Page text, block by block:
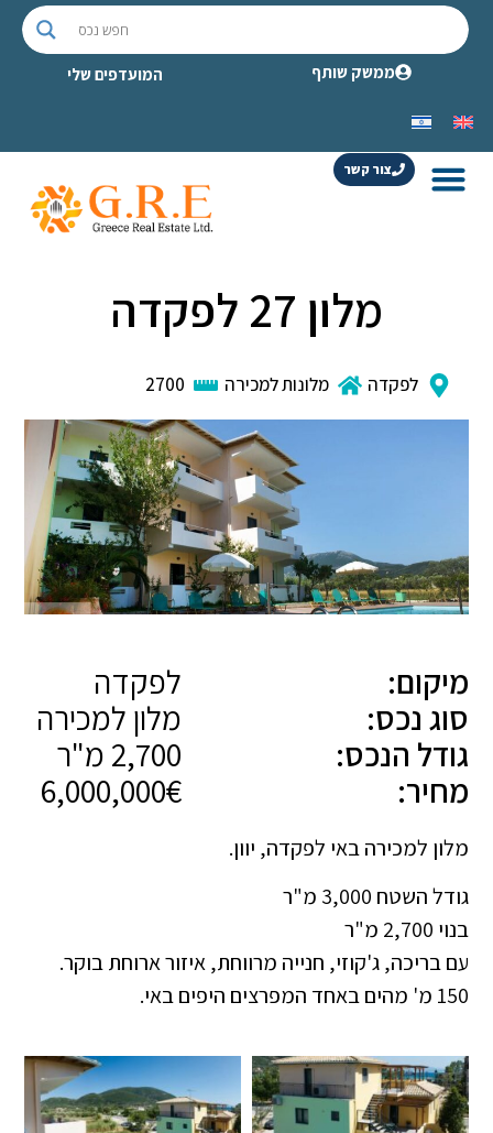
ממשק שותף המועדפים שלי
צור קשר
מלון 27 לפקדה
לפקדה מלונות למכירה 2700
מיקום:
לפקדה
סוג נכס:
מלון למכירה
גודל הנכס:
מחיר:
6,000,000€
מלון למכירה באי לפקדה, יוון.
גודל השטח 3,000 מ"ר
בנוי 2,700 מ"ר
עם בריכה, ג'קוזי, חנייה מרווחת, איזור ארוחת בוקר.
150 מ' מהים באחד המפרצים היפים באי.